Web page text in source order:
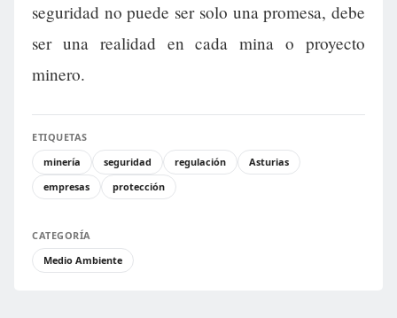
seguridad no puede ser solo una promesa, debe
ser una realidad en cada mina o proyecto
minero.
ETIQUETAS
minería
seguridad regulación
Asturias
empresas
protección
CATEGORÍA
Medio Ambiente